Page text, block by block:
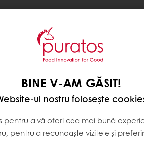
BINE V-AM GĂSIT!
ul nostru folosește
pentru a vă oferi cea mai bună
pentru a recunoaște vizitele și